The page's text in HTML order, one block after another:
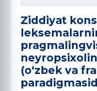
Ziddiyat
(o‘zbek va